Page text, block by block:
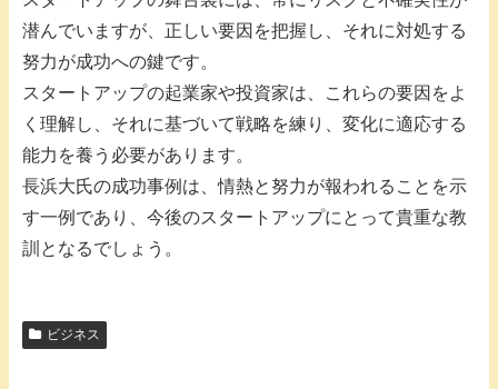
潜んでいますが、正しい要因を把握し、それに対処する
努力が成功への鍵です。
スタートアップの起業家や投資家は、これらの要因をよ
く理解し、それに基づいて戦略を練り、変化に適応する
能力を養う必要があります。
長浜大氏の成功事例は、情熱と努力が報われることを示
す一例であり、今後のスタートアップにとって貴重な教
訓となるでしょう。
ビジネス